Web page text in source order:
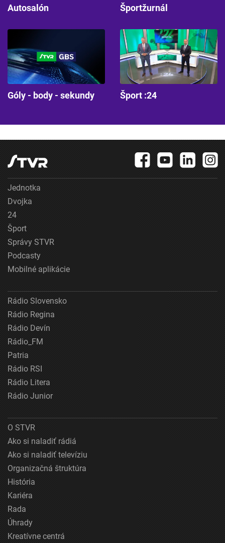
Autosalón Športžurnál
Góly - body - sekundy Šport :24
Jednotka
Dvojka
24
Šport
Správy STVR
Podcasty
Mobilné aplikácie
Rádio Slovensko
Rádio Regina
Rádio Devín
Rádio_FM
Patria
Rádio RSI
Rádio Litera
Rádio Junior
O STVR
Ako si naladiť rádiá
Ako si naladiť televíziu
Organizačná štruktúra
História
Kariéra
Rada
Úhrady
Kreatívne centrá